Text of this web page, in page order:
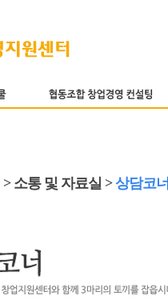
소통 및 자료실 >상담코너